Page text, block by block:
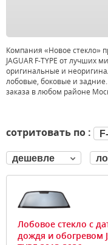
Компания «Новое стекло»
JAGUAR F-TYPE от лучших
оригинальные и
лобовые, боковые и задние.
заказа в любом районе
сотритовать по :
дешевле
Лобовое стекло с
дождя и обогревом